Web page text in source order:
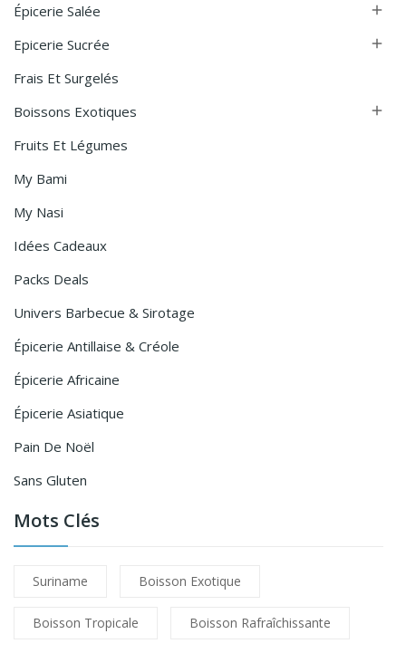
Épicerie Salée

Epicerie Sucrée 
Frais Et Surgelés
Boissons Exotiques

Fruits Et Légumes
My Bami
My Nasi
Idées Cadeaux
Packs Deals
Univers Barbecue & Sirotage
Épicerie Antillaise & Créole
Épicerie Africaine
Épicerie Asiatique
Pain De Noël
Sans Gluten
Mots Clés
Suriname Boisson Exotique
Boisson Tropicale Boisson Rafraîchissante